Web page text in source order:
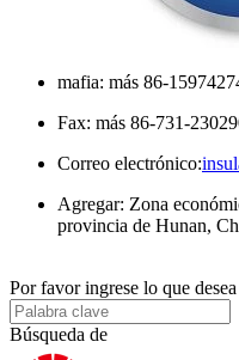
mafia: más 86-
Fax: más 86-731-
Correo electrónico:
Agregar: Zona
provincia de Hunan,
Por favor ingrese lo que
Búsqueda de